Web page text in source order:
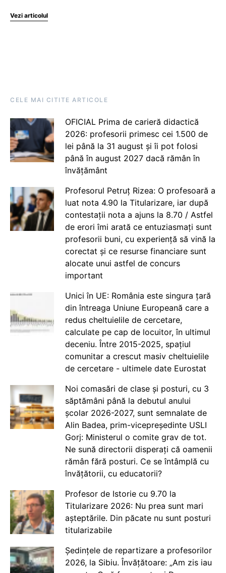
Vezi articolul
CELE MAI CITITE ARTICOLE
OFICIAL Prima de carieră didactică
2026: profesorii primesc cei 1.500 de
lei până la 31 august și îi pot folosi
până în august 2027 dacă rămân în
învățământ
Profesorul Petruț Rizea: O profesoară a
luat nota 4.90 la Titularizare, iar după
contestații nota a ajuns la 8.70 / Astfel
de erori îmi arată ce entuziasmați sunt
profesorii buni, cu experiență să vină la
corectat și ce resurse financiare sunt
alocate unui astfel de concurs
important
Unici în UE: România este singura țară
din întreaga Uniune Europeană care a
redus cheltuielile de cercetare,
calculate pe cap de locuitor, în ultimul
deceniu. Între 2015-2025, spațiul
comunitar a crescut masiv cheltuielile
de cercetare - ultimele date Eurostat
Noi comasări de clase și posturi, cu 3
săptămâni până la debutul anului
școlar 2026-2027, sunt semnalate de
Alin Badea, prim-vicepreședinte USLI
Gorj: Ministerul o comite grav de tot.
Ne sună directorii disperați că oamenii
rămân fără posturi. Ce se întâmplă cu
învățătorii, cu educatorii?
Profesor de Istorie cu 9.70 la
Titularizare 2026: Nu prea sunt mari
așteptările. Din păcate nu sunt posturi
titularizabile
Ședințele de repartizare a profesorilor
2026, la Sibiu. Învățătoare: „Am zis iau